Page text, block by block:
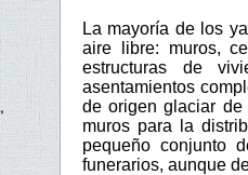
La mayoría de los
aire libre: muros,
estructuras de
asentamientos
de origen glaciar de
muros para la
pequeño conjunto
funerarios, aunque